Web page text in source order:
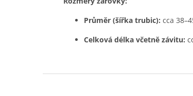
Průměr (šířka trubic): cca
Celková délka včetně závitu: